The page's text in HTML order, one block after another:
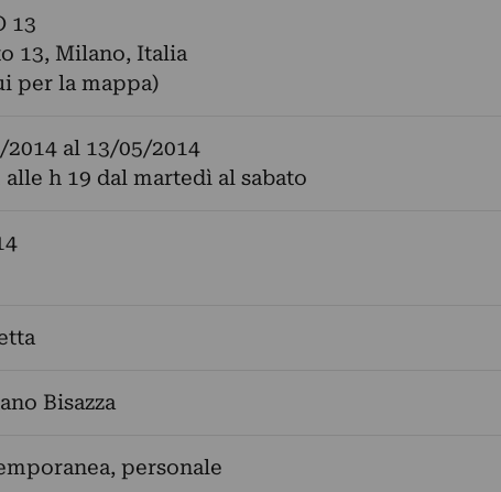
13
13, Milano, Italia
per la mappa)
2014al 13/05/2014
alle h 19 dal martedì al sabato
Bisazza
personale